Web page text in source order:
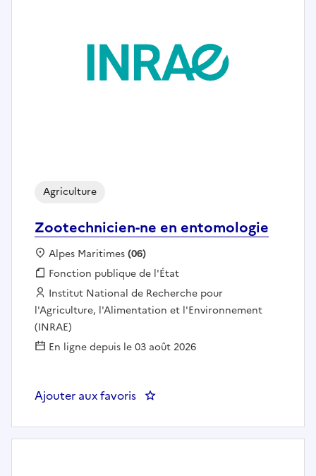
Zootechnicien-ne en entomologie
Agriculture
Localisation :
Alpes Maritimes(06)
Fonction publique :
Fonction publique de l'État
Employeur :
Institut National de Recherche pour
l'Agriculture, l'Alimentation et l'Environnement
(INRAE)
En ligne depuis le 03 août 2026
Ajouter aux favoris : Zootechnicien-ne en